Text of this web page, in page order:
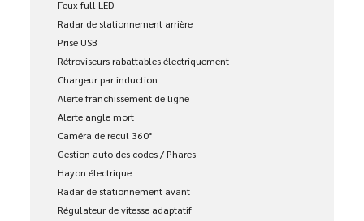
Feux full LED
Radar de stationnement arrière
Prise USB
Rétroviseurs rabattables électriquement
Chargeur par induction
Alerte franchissement de ligne
Alerte angle mort
Caméra de recul 360°
Gestion auto des codes / Phares
Hayon électrique
Radar de stationnement avant
Régulateur de vitesse adaptatif